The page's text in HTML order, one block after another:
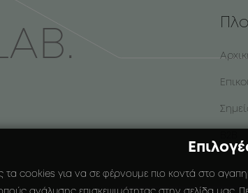
cookies για να σε φέρνουμε πιο κοντά στο